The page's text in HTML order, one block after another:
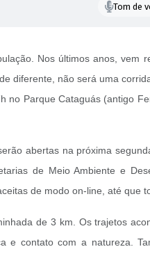
Tom de
Nos últimos anos, vem
diferente, não será uma
no Parque Cataguás (antigo
abertas na próxima
de Meio Ambiente e
de modo on-line, até que
de 3 km. Os trajetos
e contato com a natureza.